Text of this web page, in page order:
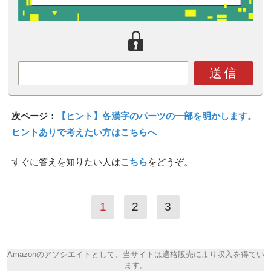
送信
次ページ：
【ヒント】各漢字のパーツの一部を明かします。
ヒントありで考えたい方はこちらへ
すぐに答えを知りたい人はこちらをどうぞ。
1 2 3
Amazonのアソシエイトとして、当サイトは適格販売により収入を得てい
ます。